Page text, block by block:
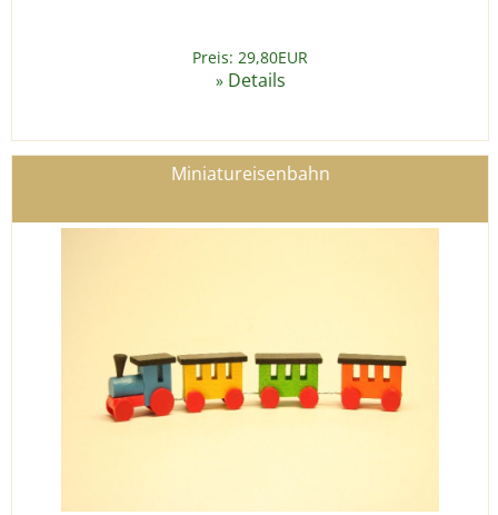
Preis: 29,80EUR
» Details
Miniatureisenbahn